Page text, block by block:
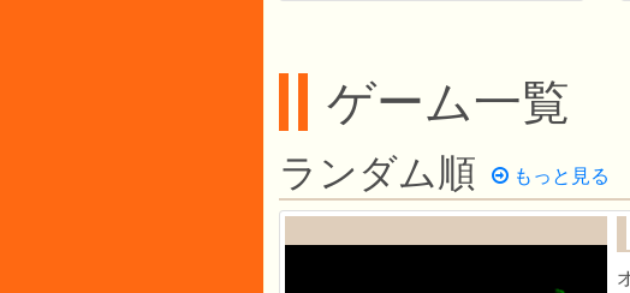
ゲーム一覧
ランダム順 もっと見る